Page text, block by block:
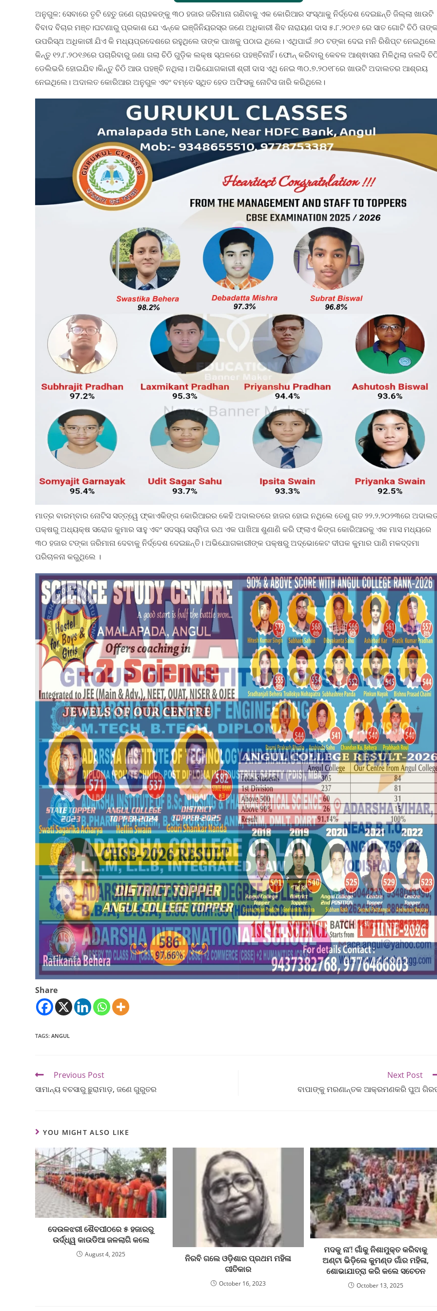
ଅନୁଗୁଳ: ସେବାରେ ତୃଟି ହେତୁ ଜଣେ ଗ୍ରାହକଙ୍କୁ ୩୦ ହଜାର ଜରିମାନା ଗଣିବାକୁ ଏକ କୋରିଆର ସଂସ୍ଥାକୁ ନିର୍ଦ୍ଦେଶ ଦେଇଛନ୍ତି ଜିଲ୍ଲା ଖାଉଟି
ବିବାଦ ବିଚାର ମଞ୍ଚ।ଘଟଣାରୁ ପ୍ରକାଶ ଯେ ଏନ୍‌କେ ଇଞ୍ଜିନିୟରସ୍‌ର ଜଣେ ଅଧିକାରୀ ଶିବ ନାରାୟଣ ଦାସ ୫.୮.୨୦୧୬ ରେ ସାତ ଗୋଟି ଚିଠି
ଉପରିସ୍ଥ ଅଧିକାରୀ ଯିଏ କି ମଧ୍ୟପ୍ରଦେଶରେ ରହୁଥିଲେ ତାଙ୍କ ପାଖକୁ ପଠାଇ ଥିଲେ। ଏଥିପାଇଁ ୬୦ ଟଙ୍କା ଦେଇ ମନି ରିଶିପ୍ଟ
କିନ୍ତୁ ୧୨.୮.୨୦୧୬ରେ ପଚାରିବାରୁ ଜଣା ଗଲା ଚିଠି ଗୁଡ଼ିକ ଲକ୍ଷ ସ୍ଥଳରେ ପହଞ୍ଚିନାହିଁ। ଫୋନ୍ କରିବାରୁ କେବଳ ଆଶ୍ଵାସନା ମିଳିଥିଲା ଜଲଦି
ଡେଲିଭରି ହୋଇଯିବ।କିନ୍ତୁ ଚିଠି ଆଉ ପହଞ୍ଚି ନଥିଲା। ଅଭିଯୋଗକାରୀ ଶ୍ରୀ ଦାସ ଏଥି ନେଇ ୩୦.୭.୨୦୧୮ରେ ଖାଉଟି ଅଦାଲତର ଆଶ୍ରୟ
ନେଇଥିଲେ। ଅଦାଲତ କୋରିଆର ଅନୁଗୁଳ ଏବଂ ବମ୍ବେ ସ୍ଥିତ ହେଡ ଅଫିସକୁ ନୋଟିସ ଜାରି କରିଥିଲେ।
ମାତ୍ର ବାରମ୍ବାର ନୋଟିସ ସତ୍ତ୍ୱେ ଫ୍କାଏକିଙ୍ଗ କୋରିଆରର କେହି ଅଦାଲତରେ ହାଜର ହୋଇ ନଥିଲେ ତେଣୁ ଗତ ୨୨.୨.୨୦୨୩ରେ
ପକ୍ଷରୁ ଅଧ୍ୟକ୍ଷ ସରୋଜ କୁମାର ସାହୁ ଏବଂ ସଦସ୍ୟ ସସ୍ମିତା ରଥ ଏକ ପାଖିଆ ଶୁଣାଣି କରି ଫ୍ଲାଏ କିଙ୍ଗ କୋରିଆରକୁ ଏକ ମାସ ମଧ୍ୟରେ
୩୦ ହଜାର ଟଙ୍କା ଜରିମାନା ଦେବାକୁ ନିର୍ଦ୍ଦେଶ ଦେଇଛନ୍ତି। ଅଭିଯୋଗକାରୀଙ୍କ ପକ୍ଷରୁ ଅଦ୍ଭୋକେଟ ଦୀପକ କୁମାର ପାଣି ମକଦ୍ଦମା
ପରିଚାଳନା କରୁଥିଲେ ।
Share
TAGS: ANGUL
Previous Post
ସାମାନ୍ୟ ବଚସାରୁ ଛୁରାମାଡ଼, ଜଣେ ଗୁରୁତର
Next Post
ବାପାଙ୍କୁ ମରଣାନ୍ତକ ଆକ୍ରମଣକରି ପୁଅ
YOU MIGHT ALSO LIKE
ଦେଉଳଝରୀ ଶୈବପୀଠରେ ୫ ହଜାରରୁ
ଉର୍ଦ୍ଧ୍ୱ କାଉଡିଆ ଜଳଲାଗି କଲେ
August 4, 2025
ନିରବି ଗଲେ ଓଡ଼ିଶାର ପ୍ରଥମ ମହିଳା
ଗୀତିକାର
October 16, 2023
ମଦକୁ ନା’! ଗାଁକୁ ନିଶାମୁକ୍ତ କରିବାକୁ
ଅଣ୍ଟା ଭିଡ଼ିଲେ କୁମଣ୍ଡ ଗାଁର ମହିଳା,
ଶୋଭାଯାତ୍ରା କରି କଲେ ସଚେତନ
October 13, 2025